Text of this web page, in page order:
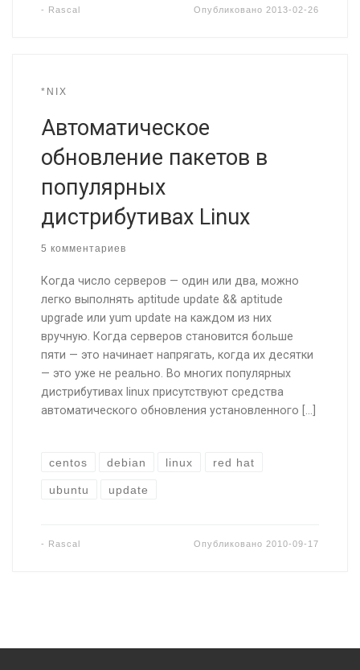
- Rascal Опубликовано 2013-02-26
*NIX
Автоматическое
обновление пакетов в
популярных
дистрибутивах Linux
5 комментариев
Когда число серверов — один или два, можно
легко выполнять aptitude update && aptitude
upgrade или yum update на каждом из них
вручную. Когда серверов становится больше
пяти — это начинает напрягать, когда их десятки
— это уже не реально. Во многих популярных
дистрибутивах linux присутствуют средства
автоматического обновления установленного […]
centos debian linux red hat
ubuntu update
- Rascal Опубликовано 2010-09-17